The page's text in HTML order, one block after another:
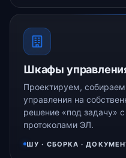
Шкафы
Проектируем,
управления на
решение «под задачу»
протоколами ЭЛ.
ШУ · СБОРКА ·